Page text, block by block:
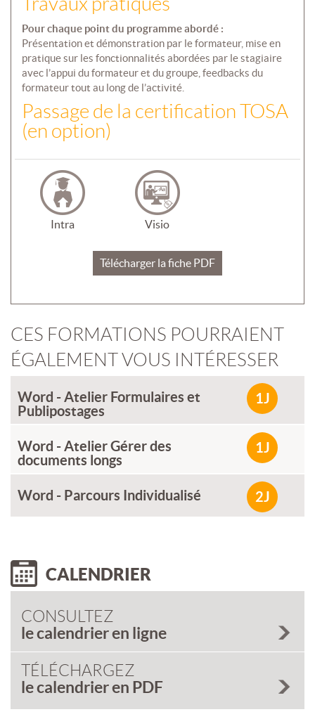
Pour chaque point du programme abordé :
Présentation et démonstration par le formateur, mise en
pratique sur les fonctionnalités abordées par le stagiaire
avec l’appui du formateur et du groupe, feedbacks du
formateur tout au long de l’activité.
Passage de la certification TOSA
(en option)
Intra Visio
Télécharger la fiche PDF
CES FORMATIONS POURRAIENT
ÉGALEMENT VOUS INTÉRESSER
Word - Atelier Formulaires et
Publipostages
1J
Word - Atelier Gérer des
documents longs
1J
Word - Parcours Individualisé 2J
CALENDRIER
CONSULTEZ
le calendrier en ligne
TÉLÉCHARGEZ
le calendrier en PDF